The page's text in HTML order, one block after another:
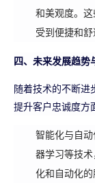
和美观度。
受到便捷和舒
四、未来发展趋势
随着技术的不断进
提升客户忠诚度方
智能化与自
器学习等技
化和自动化